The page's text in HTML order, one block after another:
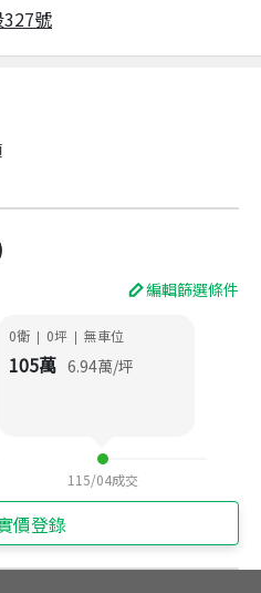
號
編輯篩選條件
0衛 | 0坪 | 無車位
105萬 6.94萬/坪
115/04成交
價登錄